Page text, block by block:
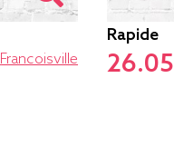
Francoisville
Rapide
26.05